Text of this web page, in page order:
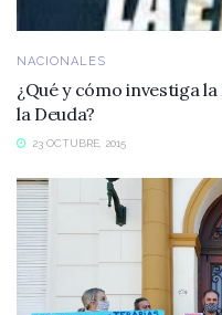
NACIONALES
¿Qué y cómo investiga
la Deuda?
23 OCTUBRE, 2015